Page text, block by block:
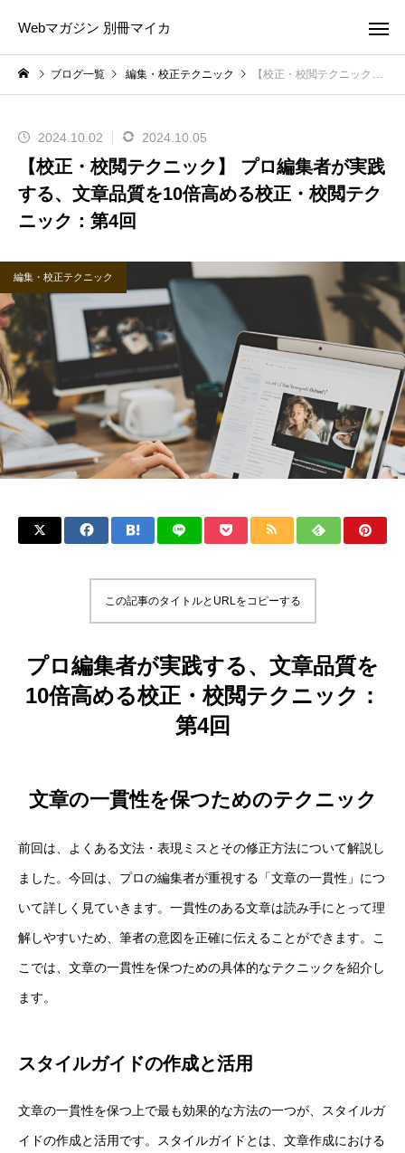
Webマガジン 別冊マイカ
ブログ一覧 編集・校正テクニック 【校正・校閲テクニック】 プロ編集者が実践する、文章品質を10倍高める校正・校閲テクニック：第4回
2024.10.02 2024.10.05
【校正・校閲テクニック】 プロ編集者が実践
する、文章品質を10倍高める校正・校閲テク
ニック：第4回
編集・校正テクニック
この記事のタイトルとURLをコピーする
プロ編集者が実践する、文章品質を
10倍高める校正・校閲テクニック：
第4回
文章の一貫性を保つためのテクニック
前回は、よくある文法・表現ミスとその修正方法について解説し
ました。今回は、プロの編集者が重視する「文章の一貫性」につ
いて詳しく見ていきます。一貫性のある文章は読み手にとって理
解しやすいため、筆者の意図を正確に伝えることができます。こ
こでは、文章の一貫性を保つための具体的なテクニックを紹介し
ます。
スタイルガイドの作成と活用
文章の一貫性を保つ上で最も効果的な方法の一つが、スタイルガ
イドの作成と活用です。スタイルガイドとは、文章作成における